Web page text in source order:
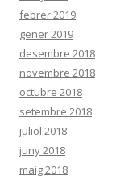
febrer 2019
gener 2019
desembre 2018
novembre 2018
octubre 2018
setembre 2018
juliol 2018
juny 2018
maig 2018